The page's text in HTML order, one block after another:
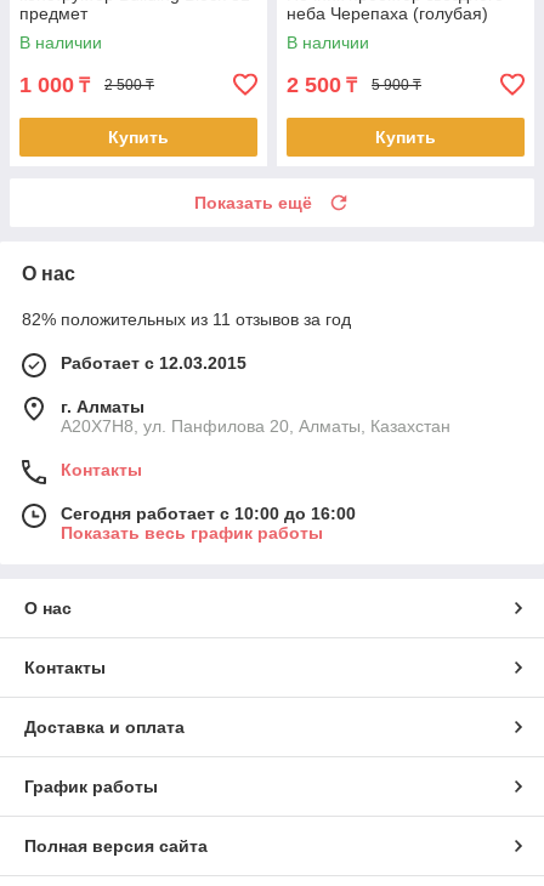
предмет
В наличии
1 000 ₸ 2 500 ₸
Купить
неба Черепаха (голубая)
В наличии
2 500 ₸ 5 900 ₸
Купить
Показать ещё
О нас
82% положительных из 11 отзывов за год
Работает с 12.03.2015
г. Алматы
A20X7H8, ул. Панфилова 20, Алматы, Казахстан
Контакты
Сегодня работает с 10:00 до 16:00
Показать весь график работы
О нас
Контакты
Доставка и оплата
График работы
Полная версия сайта